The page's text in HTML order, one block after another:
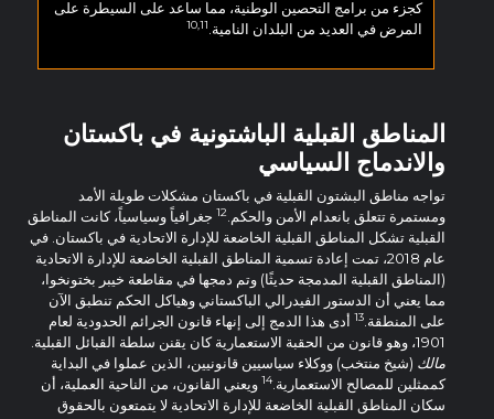
كجزء من برامج التحصين الوطنية، مما ساعد على السيطرة على
المرض في العديد من البلدان النامية.10,11
المناطق القبلية الباشتونية في باكستان
والاندماج السياسي
تواجه مناطق البشتون القبلية في باكستان مشكلات طويلة الأمد
ومستمرة تتعلق بانعدام الأمن والحكم. 12جغرافياً وسياسياً، كانت المناطق
القبلية تشكل المناطق القبلية الخاضعة للإدارة الاتحادية في باكستان. في
عام 2018، تمت إعادة تسمية المناطق القبلية الخاضعة للإدارة الاتحادية
(المناطق القبلية المدمجة حديثًا) وتم دمجها في مقاطعة خيبر بختونخوا،
مما يعني أن الدستور الفيدرالي الباكستاني وهياكل الحكم تنطبق الآن
على المنطقة. 13أدى هذا الدمج إلى إنهاء قانون الجرائم الحدودية لعام
مالك(شيخ منتخب) ووكلاء سياسيين قانونيين، الذين عملوا في البداية
كممثلين للمصالح الاستعمارية.14
ويعني القانون، من الناحية العملية، أن
سكان المناطق القبلية الخاضعة للإدارة الاتحادية لا يتمتعون بالحقوق